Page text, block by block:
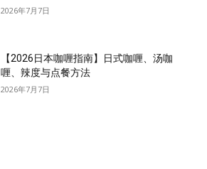
2026年7月7日
【2026日本咖喱指南】日式咖喱、汤咖
喱、辣度与点餐方法
2026年7月7日